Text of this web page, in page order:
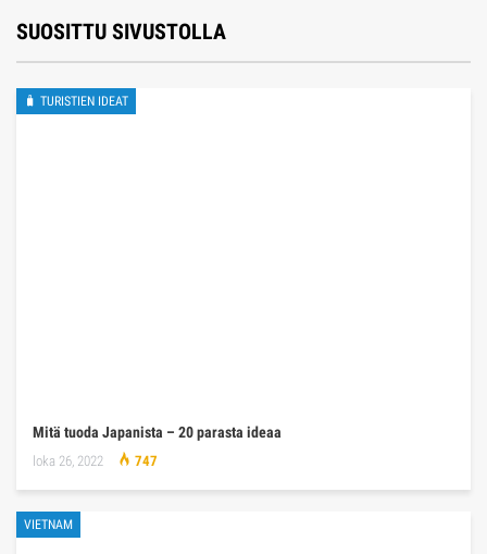
SUOSITTU SIVUSTOLLA
🧳 TURISTIEN IDEAT
Mitä tuoda Japanista – 20 parasta ideaa
loka 26, 2022 747
VIETNAM